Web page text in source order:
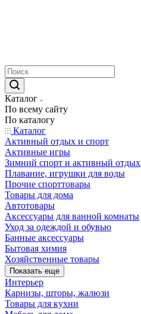
Каталог
По всему сайту
По каталогу
Каталог
Активный отдых и спорт
Активные игры
Зимний спорт и активный отдых
Плавание, игрушки для воды
Прочие спорттовары
Товары для дома
Автотовары
Аксессуары для ванной комнаты
Уход за одеждой и обувью
Банные аксессуары
Бытовая химия
Хозяйственные товары
Показать еще
Интерьер
Карнизы, шторы, жалюзи
Товары для кухни